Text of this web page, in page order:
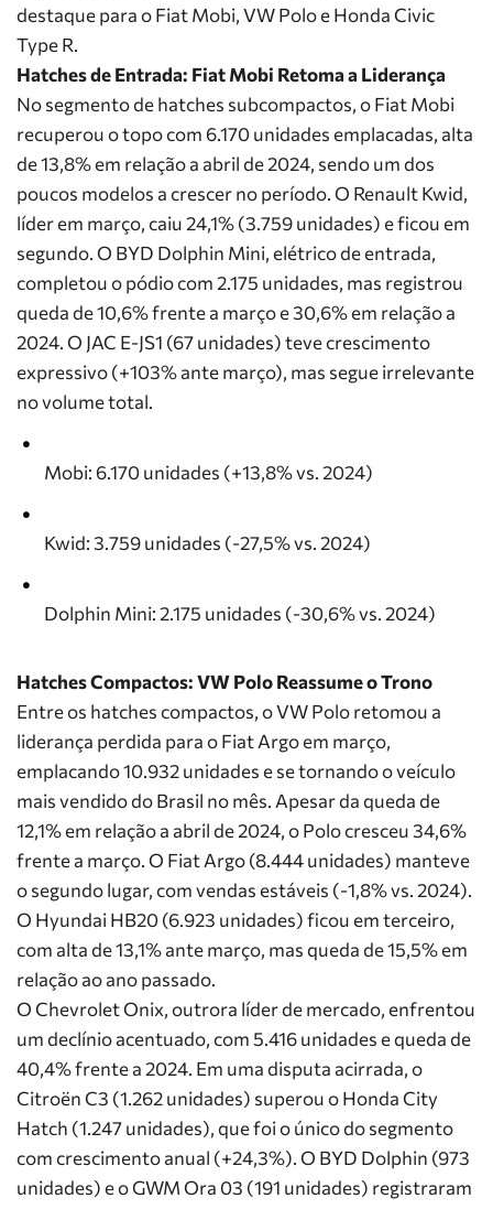
destaque para o Fiat Mobi, VW Polo e Honda Civic
Type R.
Hatches de Entrada: Fiat Mobi Retoma a Liderança
No segmento de hatches subcompactos, oFiat Mobi
recuperou o topo com 6.170 unidades emplacadas, alta
de 13,8% em relação a abril de 2024, sendo um dos
poucos modelos a crescer no período. O Renault Kwid,
líder em março, caiu 24,1% (3.759 unidades) e ficou em
segundo. O BYD Dolphin Mini, elétrico de entrada,
completou o pódio com 2.175 unidades, mas registrou
queda de 10,6% frente a março e 30,6% em relação a
2024. O JAC E-JS1 (67 unidades) teve crescimento
expressivo (+103% ante março), mas segue irrelevante
no volume total.
Mobi: 6.170 unidades (+13,8% vs. 2024)
Kwid: 3.759 unidades (-27,5% vs. 2024)
Dolphin Mini: 2.175 unidades (-30,6% vs. 2024)
Hatches Compactos: VW Polo Reassume o Trono
Entre os hatches compactos, oVW Poloretomou a
liderança perdida para o Fiat Argo em março,
emplacando 10.932 unidades e se tornando o veículo
mais vendido do Brasil no mês. Apesar da queda de
12,1% em relação a abril de 2024, o Polo cresceu 34,6%
frente a março. O Fiat Argo(8.444 unidades) manteve
o segundo lugar, com vendas estáveis (-1,8% vs. 2024).
O Hyundai HB20(6.923 unidades) ficou em terceiro,
com alta de 13,1% ante março, mas queda de 15,5% em
relação ao ano passado.
OChevrolet Onix, outrora líder de mercado, enfrentou
um declínio acentuado, com 5.416 unidades e queda de
40,4% frente a 2024. Em uma disputa acirrada, o
Citroën C3 (1.262 unidades) superou oHonda City
Hatch (1.247 unidades), que foi o único do segmento
com crescimento anual (+24,3%). O BYD Dolphin (973
unidades) e oGWM Ora 03 (191 unidades) registraram